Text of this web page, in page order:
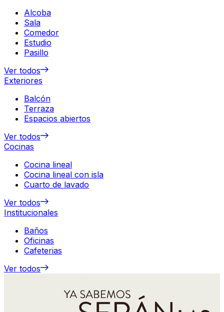
Alcoba
Sala
Comedor
Estudio
Pasillo
Ver todos
Exteriores
Balcón
Terraza
Espacios abiertos
Ver todos
Cocinas
Cocina lineal
Cocina lineal con isla
Cuarto de lavado
Ver todos
Institucionales
Baños
Oficinas
Cafeterias
Ver todos